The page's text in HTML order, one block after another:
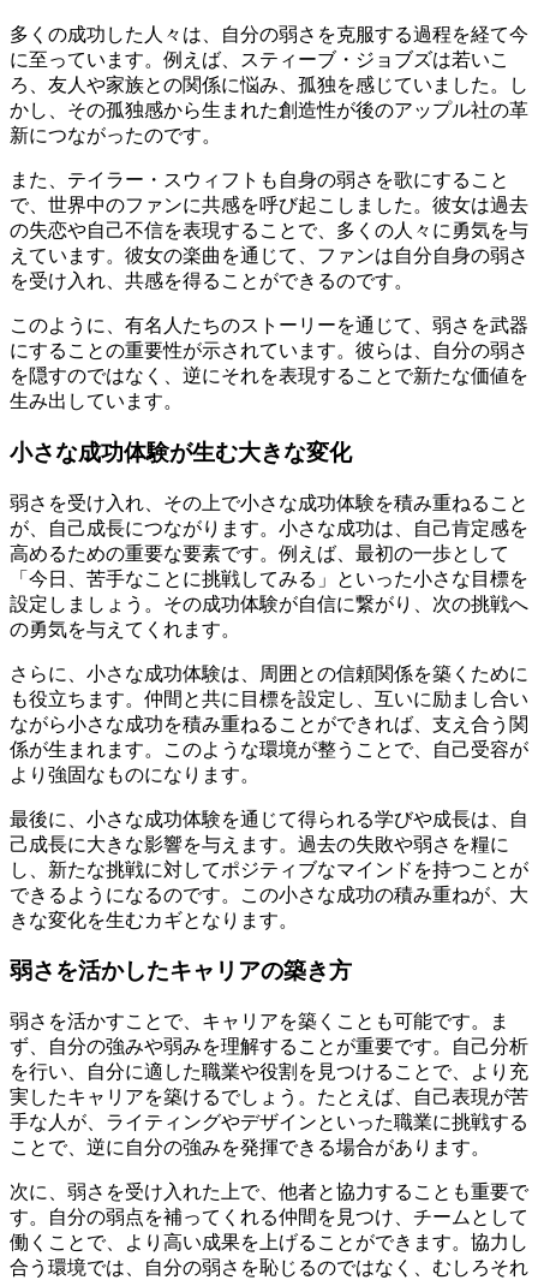
多くの成功した人々は、自分の弱さを克服する過程を経て今
に至っています。例えば、スティーブ・ジョブズは若いこ
ろ、友人や家族との関係に悩み、孤独を感じていました。し
かし、その孤独感から生まれた創造性が後のアップル社の革
新につながったのです。
また、テイラー・スウィフトも自身の弱さを歌にすること
で、世界中のファンに共感を呼び起こしました。彼女は過去
の失恋や自己不信を表現することで、多くの人々に勇気を与
えています。彼女の楽曲を通じて、ファンは自分自身の弱さ
を受け入れ、共感を得ることができるのです。
このように、有名人たちのストーリーを通じて、弱さを武器
にすることの重要性が示されています。彼らは、自分の弱さ
を隠すのではなく、逆にそれを表現することで新たな価値を
生み出しています。
小さな成功体験が生む大きな変化
弱さを受け入れ、その上で小さな成功体験を積み重ねること
が、自己成長につながります。小さな成功は、自己肯定感を
高めるための重要な要素です。例えば、最初の一歩として
「今日、苦手なことに挑戦してみる」といった小さな目標を
設定しましょう。その成功体験が自信に繋がり、次の挑戦へ
の勇気を与えてくれます。
さらに、小さな成功体験は、周囲との信頼関係を築くために
も役立ちます。仲間と共に目標を設定し、互いに励まし合い
ながら小さな成功を積み重ねることができれば、支え合う関
係が生まれます。このような環境が整うことで、自己受容が
より強固なものになります。
最後に、小さな成功体験を通じて得られる学びや成長は、自
己成長に大きな影響を与えます。過去の失敗や弱さを糧に
し、新たな挑戦に対してポジティブなマインドを持つことが
できるようになるのです。この小さな成功の積み重ねが、大
きな変化を生むカギとなります。
弱さを活かしたキャリアの築き方
弱さを活かすことで、キャリアを築くことも可能です。ま
ず、自分の強みや弱みを理解することが重要です。自己分析
を行い、自分に適した職業や役割を見つけることで、より充
実したキャリアを築けるでしょう。たとえば、自己表現が苦
手な人が、ライティングやデザインといった職業に挑戦する
ことで、逆に自分の強みを発揮できる場合があります。
次に、弱さを受け入れた上で、他者と協力することも重要で
す。自分の弱点を補ってくれる仲間を見つけ、チームとして
働くことで、より高い成果を上げることができます。協力し
合う環境では、自分の弱さを恥じるのではなく、むしろそれ